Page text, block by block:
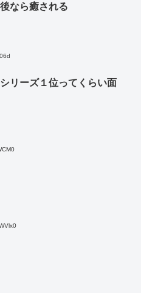
なら癒される
リーズ１位ってくらい面